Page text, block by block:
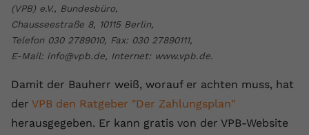
(VPB) e.V., Bundesbüro,
Chausseestraße 8, 10115 Berlin,
Telefon 030 2789010, Fax: 030 27890111,
E-Mail: info@vpb.de, Internet: www.vpb.de.
Damit der Bauherr weiß, worauf er achten muss, hat
der VPB den Ratgeber "Der Zahlungsplan"
herausgegeben. Er kann gratis von der VPB-Website